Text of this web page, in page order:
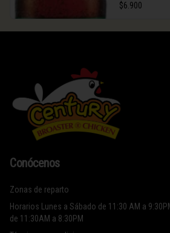
$6.900
Conócenos
Zonas de reparto
Horarios Lunes a Sábado de 11:30 AM a
de 11:30AM a 8:30PM